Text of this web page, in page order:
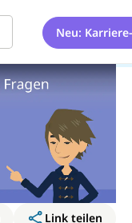
Neu:
Link teilen